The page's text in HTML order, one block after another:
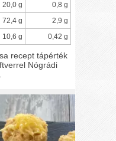
20,0 g
0,8 g
72,4 g
2,9 g
10,6 g 0,42 g
recept tápérték
Nógrádi